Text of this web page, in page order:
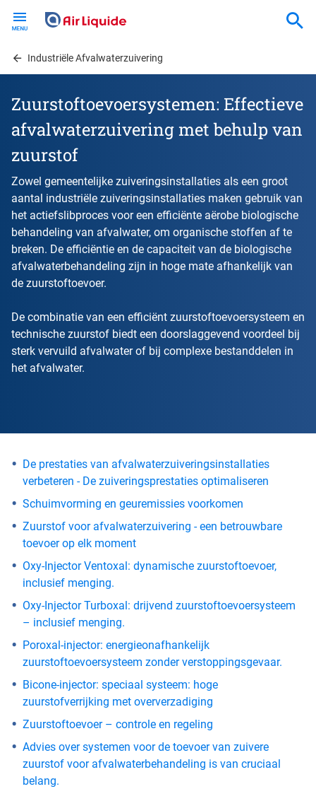
contentIndustriële Afvalwaterzuivering
Zuurstoftoevoersystemen: Effectieve
afvalwaterzuivering met behulp van
zuurstof
Zowel gemeentelijke zuiveringsinstallaties als een groot
aantal industriële zuiveringsinstallaties maken gebruik van
het actiefslibproces voor een efficiënte aërobe biologische
behandeling van afvalwater, om organische stoffen af te
breken. De efficiëntie en de capaciteit van de biologische
afvalwaterbehandeling zijn in hoge mate afhankelijk van
de zuurstoftoevoer.
De combinatie van een efficiënt zuurstoftoevoersysteem en
technische zuurstof biedt een doorslaggevend voordeel bij
sterk vervuild afvalwater of bij complexe bestanddelen in
het afvalwater.
De prestaties van afvalwaterzuiveringsinstallaties
verbeteren - De zuiveringsprestaties optimaliseren
Schuimvorming en geuremissies voorkomen
Zuurstof voor afvalwaterzuivering - een betrouwbare
toevoer op elk moment
Oxy-Injector Ventoxal: dynamische zuurstoftoevoer,
inclusief menging.
Oxy-Injector Turboxal: drijvend zuurstoftoevoersysteem
– inclusief menging.
Poroxal-injector: energieonafhankelijk
zuurstoftoevoersysteem zonder verstoppingsgevaar.
Bicone-injector: speciaal systeem: hoge
zuurstofverrijking met oververzadiging
Zuurstoftoevoer – controle en regeling
Advies over systemen voor de toevoer van zuivere
zuurstof voor afvalwaterbehandeling is van cruciaal
belang.